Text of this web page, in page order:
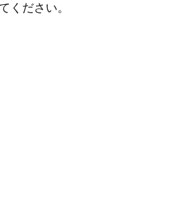
ください。